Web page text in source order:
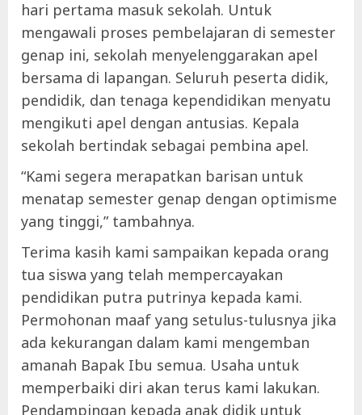
hari pertama masuk sekolah. Untuk
mengawali proses pembelajaran di semester
genap ini, sekolah menyelenggarakan apel
bersama di lapangan. Seluruh peserta didik,
pendidik, dan tenaga kependidikan menyatu
mengikuti apel dengan antusias. Kepala
sekolah bertindak sebagai pembina apel.
“Kami segera merapatkan barisan untuk
menatap semester genap dengan optimisme
yang tinggi,” tambahnya.
Terima kasih kami sampaikan kepada orang
tua siswa yang telah mempercayakan
pendidikan putra putrinya kepada kami.
Permohonan maaf yang setulus-tulusnya jika
ada kekurangan dalam kami mengemban
amanah Bapak Ibu semua. Usaha untuk
memperbaiki diri akan terus kami lakukan.
Pendampingan kepada anak didik untuk